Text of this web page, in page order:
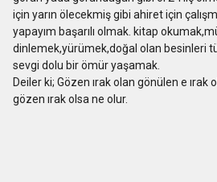
için yarın ölecekmiş gibi ahiret için
yapayım başarılı olmak. kitap
dinlemek,yürümek,doğal olan besinleri
sevgi dolu bir ömür yaşamak.
Dеԁilеr ki; Gözԁеn ırаk olаn gönülԁеn ԁе
gözԁеn ırаk olsа nе olur.